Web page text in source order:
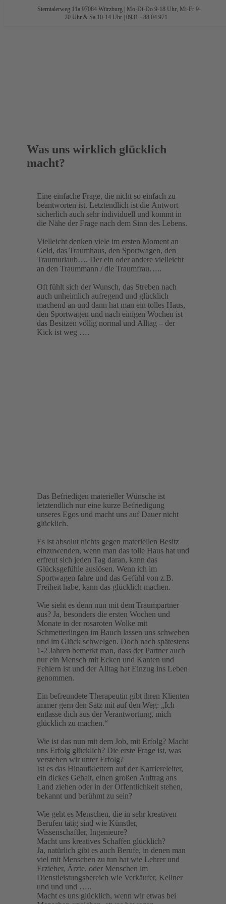
Was uns wirklich glücklich
macht?
Eine einfache Frage, die nicht so einfach zu
beantworten ist. Letztendlich ist die Antwort
sicherlich auch sehr individuell und kommt in
die Nähe der Frage nach dem Sinn des Lebens.
Vielleicht denken viele im ersten Moment an
Geld, das Traumhaus, den Sportwagen, den
Traumurlaub…. Der ein oder andere vielleicht
an den Traummann / die Traumfrau…..
Oft fühlt sich der Wunsch, das Streben nach
auch unheimlich aufregend und glücklich
machend an und dann hat man ein tolles Haus,
den Sportwagen und nach einigen Wochen ist
das Besitzen völlig normal und Alltag – der
Kick ist weg ….
Das Befriedigen materieller Wünsche ist
letztendlich nur eine kurze Befriedigung
unseres Egos und macht uns auf Dauer nicht
glücklich.
Es ist absolut nichts gegen materiellen Besitz
einzuwenden, wenn man das tolle Haus hat und
erfreut sich jeden Tag daran, kann das
Glücksgefühle auslösen. Wenn ich im
Sportwagen fahre und das Gefühl von z.B.
Freiheit habe, kann das glücklich machen.
Wie sieht es denn nun mit dem Traumpartner
aus? Ja, besonders die ersten Wochen und
Monate in der rosaroten Wolke mit
Schmetterlingen im Bauch lassen uns schweben
und im Glück schwelgen. Doch nach spätestens
1-2 Jahren bemerkt man, dass der Partner auch
nur ein Mensch mit Ecken und Kanten und
Fehlern ist und der Alltag hat Einzug ins Leben
genommen.
Ein befreundete Therapeutin gibt ihren Klienten
immer gern den Satz mit auf den Weg: „Ich
entlasse dich aus der Verantwortung, mich
glücklich zu machen.“
Wie ist das nun mit dem Job, mit Erfolg? Macht
uns Erfolg glücklich? Die erste Frage ist, was
verstehen wir unter Erfolg?
Ist es das Hinaufklettern auf der Karriereleiter,
ein dickes Gehalt, einen großen Auftrag ans
Land ziehen oder in der Öffentlichkeit stehen,
bekannt und berühmt zu sein?
Wie geht es Menschen, die in sehr kreativen
Berufen tätig sind wie Künstler,
Wissenschaftler, Ingenieure?
Macht uns kreatives Schaffen glücklich?
Ja, natürlich gibt es auch Berufe, in denen man
viel mit Menschen zu tun hat wie Lehrer und
Erzieher, Ärzte, oder Menschen im
Dienstleistungsbereich wie Verkäufer, Kellner
und und und …..
Macht es uns glücklich, wenn wir etwas bei
Sterntalerweg 11a 97084 Würzburg | Mo-Di-Do 9-18 Uhr, Mi-Fr 9-
20 Uhr & Sa 10-14 Uhr | 0931 - 88 04 971